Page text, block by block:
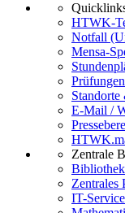
HTWK-
Notfall
Mensa-
Prüfungen
E-Mail /
Zentrale
Zentrales
IT-